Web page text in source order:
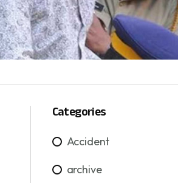
Categories
Accident
archive